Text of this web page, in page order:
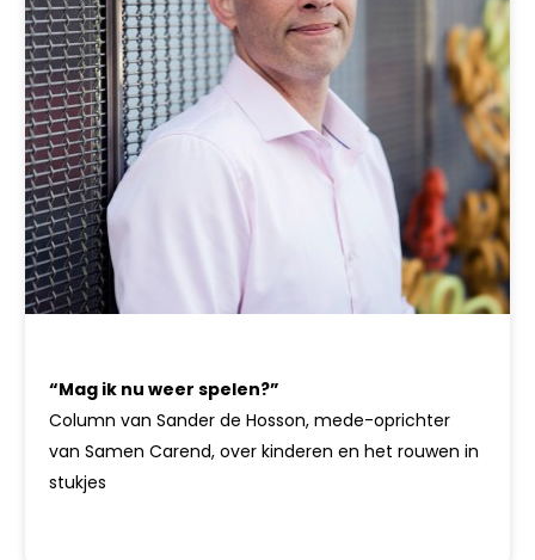
“Mag ik nu weer spelen?”
Column van Sander de Hosson, mede-oprichter
van Samen Carend, over kinderen en het rouwen in
stukjes